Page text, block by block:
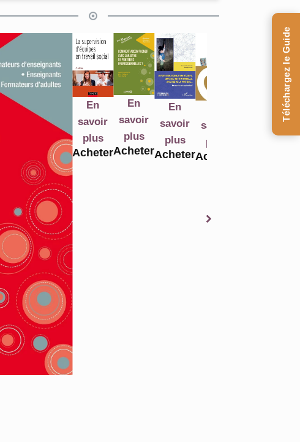
savoir
plus
Acheter
savoir
plus
Acheter
savoir
plus
Acheter
savoir
plus
Acheter
savoir
plus
Téléchargez le Guide